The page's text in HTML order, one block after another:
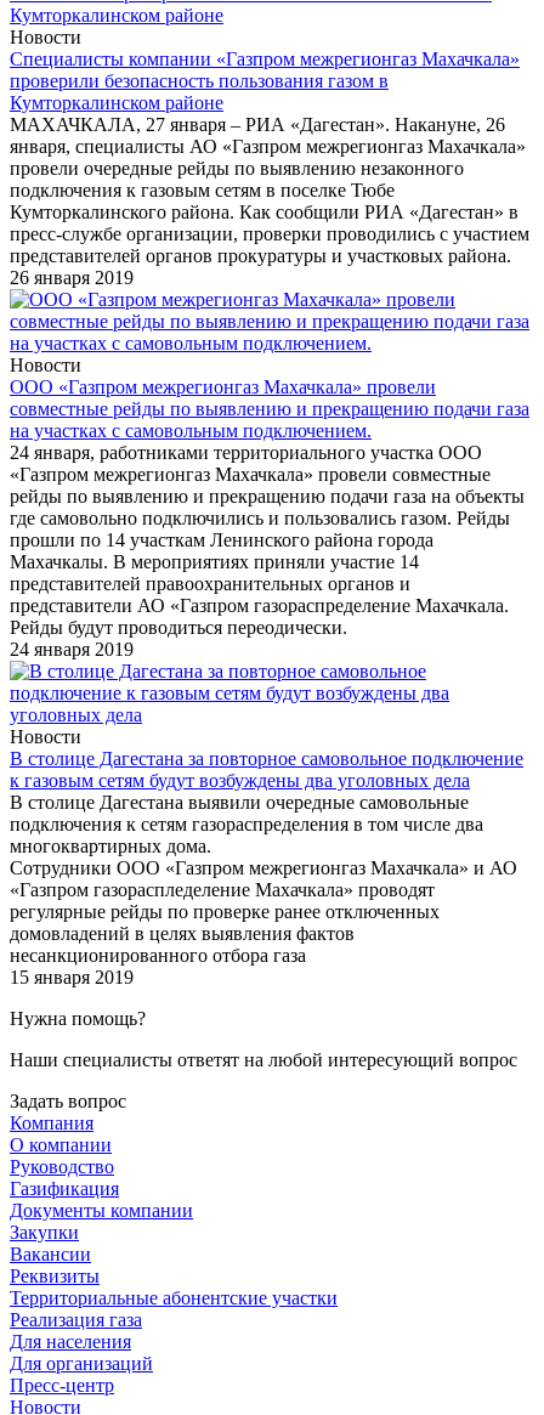
Новости
Специалисты компании «Газпром межрегионгаз Махачкала»
проверили безопасность пользования газом в
Кумторкалинском районе
МАХАЧКАЛА, 27 января – РИА «Дагестан». Накануне, 26
января, специалисты АО «Газпром межрегионгаз Махачкала»
провели очередные рейды по выявлению незаконного
подключения к газовым сетям в поселке Тюбе
Кумторкалинского района. Как сообщили РИА «Дагестан» в
пресс-службе организации, проверки проводились с участием
представителей органов прокуратуры и участковых района.
26 января 2019
Новости
ООО «Газпром межрегионгаз Махачкала» провели
совместные рейды по выявлению и прекращению подачи газа
на участках с самовольным подключением.
24 января, работниками территориального участка ООО
«Газпром межрегионгаз Махачкала» провели совместные
рейды по выявлению и прекращению подачи газа на объекты
где самовольно подключились и пользовались газом. Рейды
прошли по 14 участкам Ленинского района города
Махачкалы. В мероприятиях приняли участие 14
представителей правоохранительных органов и
представители АО «Газпром газораспределение Махачкала.
Рейды будут проводиться переодически.
24 января 2019
Новости
В столице Дагестана за повторное самовольное подключение
к газовым сетям будут возбуждены два уголовных дела
В столице Дагестана выявили очередные самовольные
подключения к сетям газораспределения в том числе два
многоквартирных дома.
Сотрудники ООО «Газпром межрегионгаз Махачкала» и АО
«Газпром газораспледеление Махачкала» проводят
регулярные рейды по проверке ранее отключенных
домовладений в целях выявления фактов
несанкционированного отбора газа
15 января 2019
Нужна помощь?
Наши специалисты ответят на любой интересующий вопрос
Задать вопрос
Компания
О компании
Руководство
Газификация
Документы компании
Закупки
Вакансии
Реквизиты
Территориальные абонентские участки
Реализация газа
Для населения
Для организаций
Пресс-центр
Новости